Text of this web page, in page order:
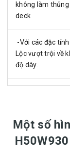
không làm
deck
-Với các đặc
Lộc vượt trội về
độ dày.
Một số